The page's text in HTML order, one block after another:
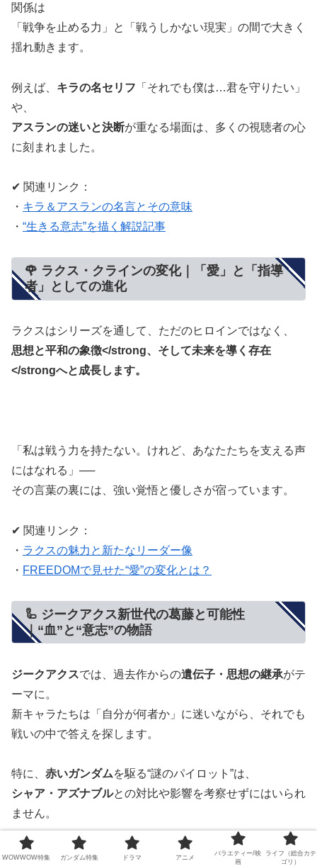
関係は
「戦争を止める力」と「戦うしかない現実」の間で大きく
揺れ動きます。
例えば、 キラの名セリフ 「それでも僕は…君を守りたい」
や、
アスランの迷いと決断が重なる場面は、多くの視聴者の心
に刻まれました。
✔ 関連リンク：
・ キラ＆アスランの名言とその意味
・ “生きる意志”を描く解説記事
🌹 ラクス・クラインの変化｜「愛」と「指導
者」としての進化
ラクスはシリーズを通して、ただのヒロインではなく、
思想と平和の象徴</strong、そして未来を導く存在
</strongへと成長します。
「私は戦う力を持たない。けれど、あなたたちを支える声
にはなれる」──
その言葉の裏には、強い覚悟と優しさが宿っています。
✔ 関連リンク：
・ ラクスの魅力と新たなリーダー像
・ FREEDOMで見せた“愛”の変化とは？
🦾 ジークアクス新世代の葛藤と可能性
｜“血”と“意志”の物語
ジークアクスでは、過去作からの遺伝子・思想の継承がテ
ーマに。
新キャラたちは「自分が何者か」に迷いながら、それでも
戦いの中で答えを探します。
特に、 赤いガンダムを駆る“謎のパイロット”は、
シャア・アズナブルとの対比や影響を考察せずにはいられ
ません。
✔ 関連リンク：
WOWWOW特集 ガンダム特集 ドラマ アニメ
バラエティー/映
画
ライフ（総合カテ
ゴリ）